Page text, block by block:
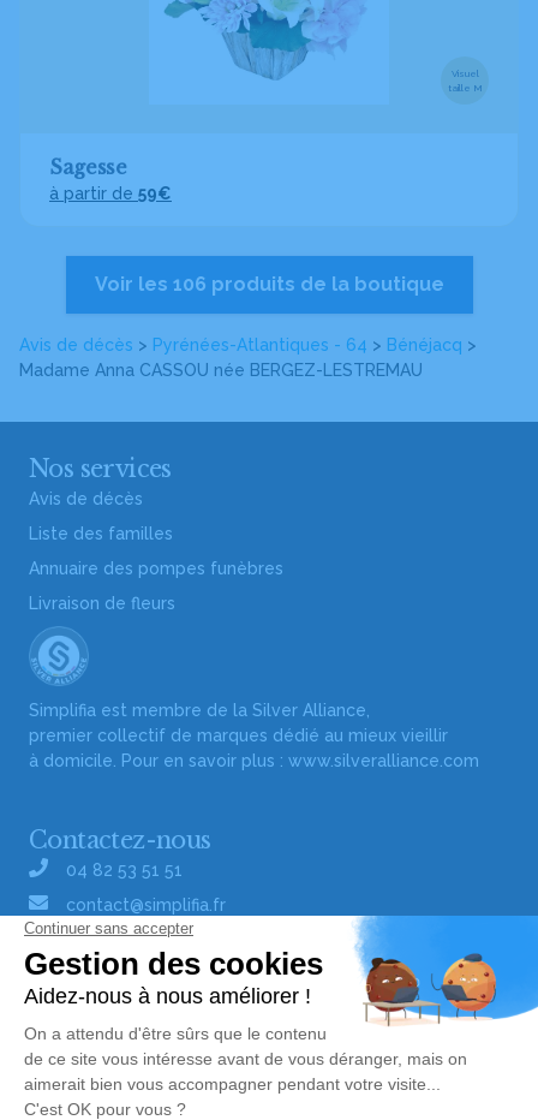
Avis de décès > Pyrénées-Atlantiques - 64 > Bénéjacq >
Madame Anna CASSOU née BERGEZ-LESTREMAU
Visuel
taille M
Sagesse
à partir de 59€
Voir les 106 produits de la boutique
Nos services
Avis de décès
Liste des familles
Annuaire des pompes funèbres
Livraison de fleurs
Simplifia est membre de la Silver Alliance,
premier collectif de marques dédié au mieux vieillir
à domicile. Pour en savoir plus : www.silveralliance.com
Contactez-nous
04 82 53 51 51
contact@simplifia.fr
Réseaux sociaux
Liens utiles